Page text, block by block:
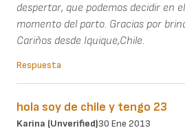
despertar, que podemos decidir en
momento del parto. Gracias por
Cariños desde Iquique,Chile.
Respuesta
hola soy de chile y tengo 23
Karina (unverified)30 Ene 2013